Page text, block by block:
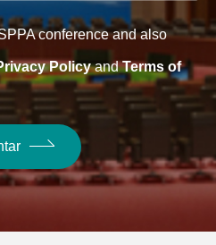
conference and also
PolicyandTerms of